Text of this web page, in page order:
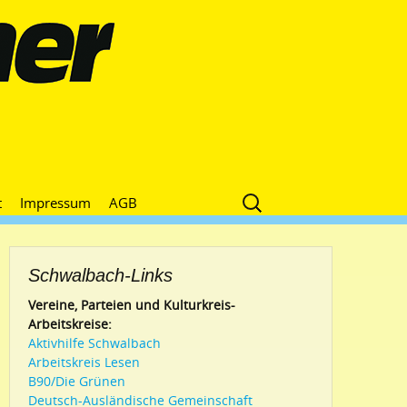
Impressum AGB
Suche
nach:
Schwalbach-Links
Vereine, Parteien und Kulturkreis-
Arbeitskreise:
Aktivhilfe Schwalbach
Arbeitskreis Lesen
B90/Die Grünen
Deutsch-Ausländische Gemeinschaft